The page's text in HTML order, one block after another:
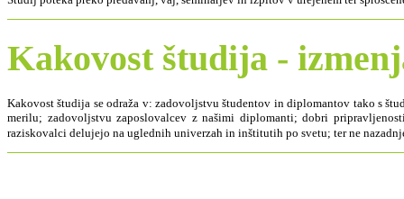
Kakovost študija -
Kakovost študija se odraža v: zadovoljstvu študentov in diplomantov tako s
merilu; zadovoljstvu zaposlovalcev z našimi diplomanti; dobri
raziskovalci delujejo na uglednih univerzah in inštitutih po svetu; ter ne